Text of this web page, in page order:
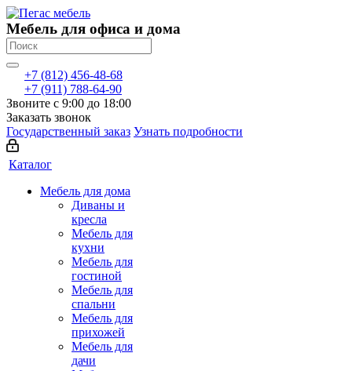
Мебель для офиса и дома
+7 (812) 456-48-68
+7 (911) 788-64-90
Звоните с 9:00 до 18:00
Заказать звонок
Государственный заказ Узнать подробности
Каталог
Мебель для дома
Диваны и
кресла
Мебель для
кухни
Мебель для
гостиной
Мебель для
спальни
Мебель для
прихожей
Мебель для
дачи